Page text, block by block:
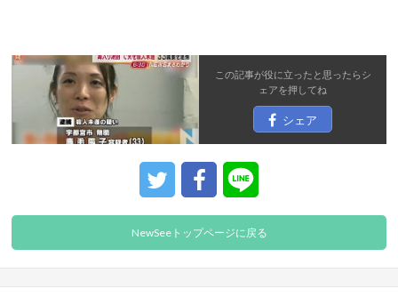
この記事が役に立ったと思ったらシ
ェアを押してね
シェア
NewSeeトップページに戻る